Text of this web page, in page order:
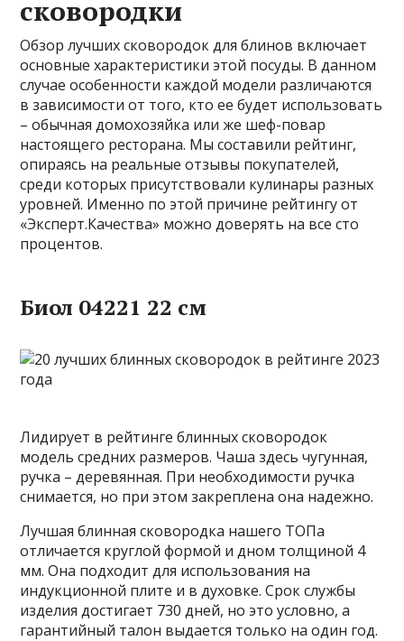
сковородки
Обзор лучших сковородок для блинов включает
основные характеристики этой посуды. В данном
случае особенности каждой модели различаются
в зависимости от того, кто ее будет использовать
– обычная домохозяйка или же шеф-повар
настоящего ресторана. Мы составили рейтинг,
опираясь на реальные отзывы покупателей,
среди которых присутствовали кулинары разных
уровней. Именно по этой причине рейтингу от
«Эксперт.Качества» можно доверять на все сто
процентов.
Биол 04221 22 см
Лидирует в рейтинге блинных сковородок
модель средних размеров. Чаша здесь чугунная,
ручка – деревянная. При необходимости ручка
снимается, но при этом закреплена она надежно.
Лучшая блинная сковородка нашего ТОПа
отличается круглой формой и дном толщиной 4
мм. Она подходит для использования на
индукционной плите и в духовке. Срок службы
изделия достигает 730 дней, но это условно, а
гарантийный талон выдается только на один год.